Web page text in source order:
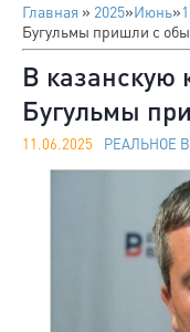
Главная » 2025»Июнь»
Бугульмы пришли с
В казанскую
Бугульмы
11.06.2025 РЕАЛЬНОЕ